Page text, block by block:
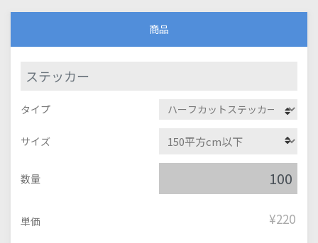
商品
ステッカー
タイプ
サイズ
数量
単価 ¥220